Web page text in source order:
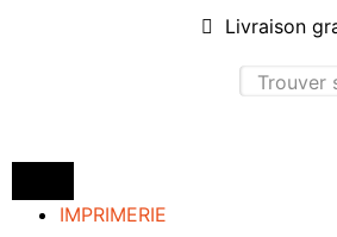
Livraison
IMPRIMERIE